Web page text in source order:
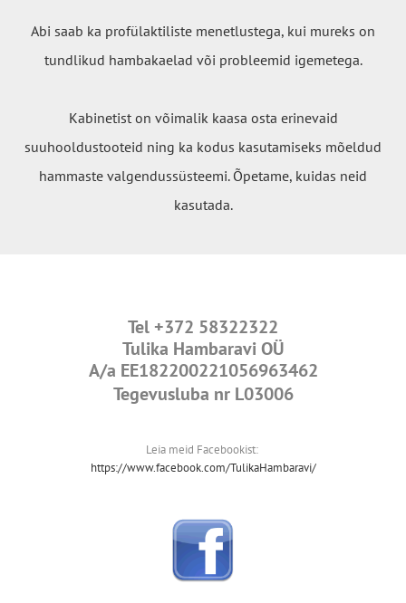
Abi saab ka profülaktiliste menetlustega, kui mureks on
tundlikud hambakaelad või probleemid igemetega.
Kabinetist on võimalik kaasa osta erinevaid
suuhooldustooteid ning ka kodus kasutamiseks mõeldud
hammaste valgendussüsteemi. Õpetame, kuidas neid
kasutada.
Tel +372 58322322
Tulika Hambaravi OÜ
A/a EE182200221056963462
Tegevusluba nr L03006
Leia meid Facebookist:
https://www.facebook.com/TulikaHambaravi/